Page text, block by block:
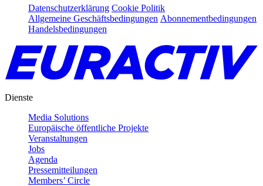
Datenschutzerklärung Cookie Politik
Allgemeine Geschäftsbedingungen Abonnementbedingungen
Handelsbedingungen
Dienste
Media Solutions
Europäische öffentliche Projekte
Veranstaltungen
Jobs
Agenda
Pressemitteilungen
Members’ Circle